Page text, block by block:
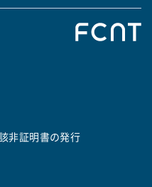
非証明書の発行